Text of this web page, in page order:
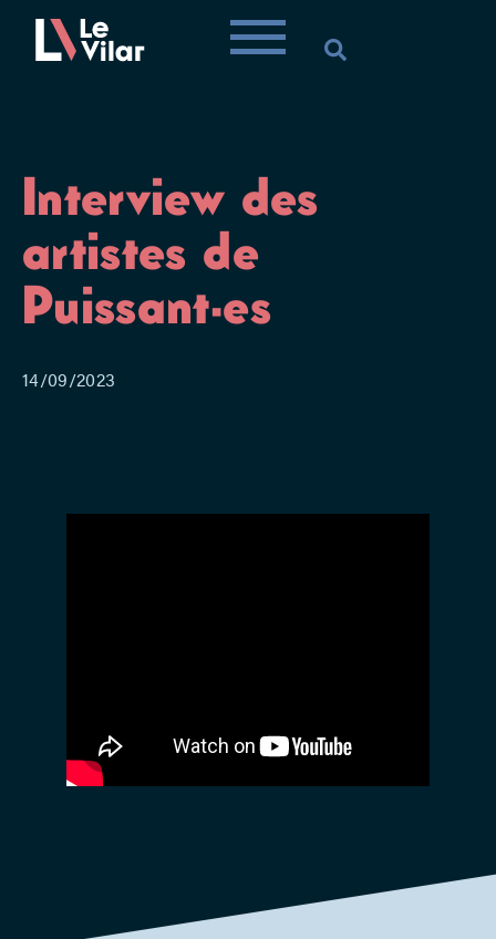
Interview des
artistes de
Puissant·es
14/09/2023